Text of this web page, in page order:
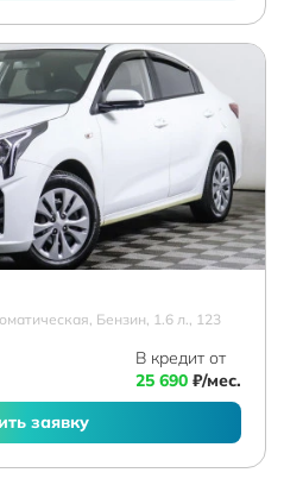
Бензин, 1.6 л., 123
В кредит от
25 690 ₽/мес.
заявку